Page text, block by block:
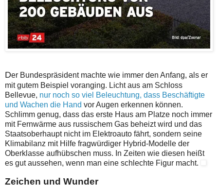
Der Bundespräsident machte wie immer den Anfang, als er
mit gutem Beispiel voranging. Licht aus am Schloss
Bellevue, nur noch so viel Beleuchtung, dass Beschäftigte
und Wachen die Hand vor Augen erkennen können.
Schlimm genug, dass das erste Haus am Platze noch immer
mit Fernwärme aus russischem Gas beheizt wird und das
Staatsoberhaupt nicht im Elektroauto fährt, sondern seine
Klimabilanz mit Hilfe fragwürdiger Hybrid-Modelle der
Oberklasse aufhübschen muss. In Zeiten wie diesen heißt
es gut aussehen, wenn man eine schlechte Figur macht.
Zeichen und Wunder